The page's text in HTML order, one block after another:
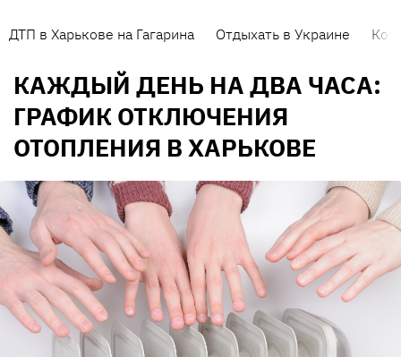
ДТП в Харькове на Гагарина Отдыхать в Украине
КАЖДЫЙ ДЕНЬ НА ДВА ЧАСА:
ГРАФИК ОТКЛЮЧЕНИЯ
ОТОПЛЕНИЯ В ХАРЬКОВЕ